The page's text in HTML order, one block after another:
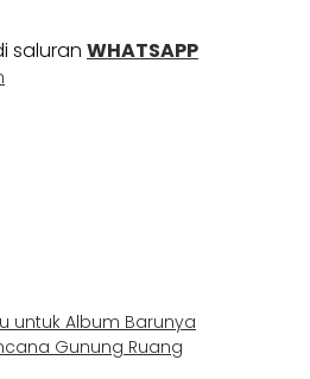
saluran WHATSAPP
untuk Album Barunya
Gunung Ruang